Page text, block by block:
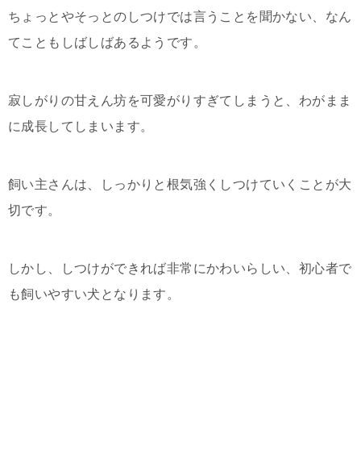
ちょっとやそっとのしつけでは言うことを聞かない、なん
てこともしばしばあるようです。
寂しがりの甘えん坊を可愛がりすぎてしまうと、わがまま
に成長してしまいます。
飼い主さんは、しっかりと根気強くしつけていくことが大
切です。
しかし、しつけができれば非常にかわいらしい、初心者で
も飼いやすい犬となります。